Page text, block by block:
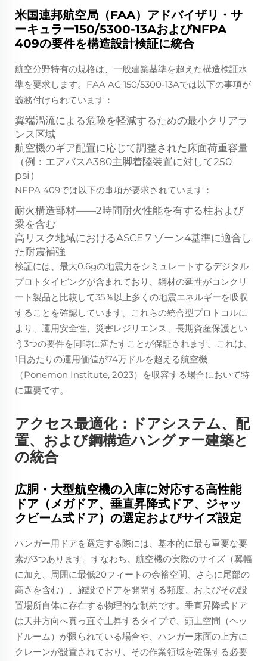
米国連邦航空局（FAA）アドバイザリ・サ
ーキュラー150/5300-13AおよびNFPA
409の要件を構造設計検証に統合
航空分野特有の規格は、一般建築基準を超えた構造検証水
準を要求します。FAA AC 150/5300-13Aでは以下の事項が
義務付けられています：
翼端渦流による危険を軽減するための最小クリアラ
ンス区域
航空機のギア配置に応じて調整された床面荷重容量
（例：エアバスA380主脚着陸装置に対して250
psi）
NFPA 409では以下の事項が要求されています：
耐火構造部材——2時間耐火性能を有する柱および
梁を含む
高リスク地域におけるASCE 7 ゾーン4基準に適合し
た耐震補強
検証には、最大0.6gの地震力をシミュレートするデジタル
プロトタイピングが含まれており、鋼材の延性がコンクリ
ート製品と比較して35％以上多くの地震エネルギーを吸収
することを確認しています。これらの統合型プロトコルに
より、運用安全性、災害レジリエンス、長期資産保護とい
う3つの要件を同時に満たすことが保証されます。これは、
1日あたりの運用価値が74万ドルを超える航空機
（Ponemon Institute, 2023）を収容する場合において特
に重要です。
アクセス最適化：ドアシステム、配
置、および鋼構造ハングァー建築と
の統合
広胴・大型航空機の入庫に対応する高性能
ドア（メガドア、垂直昇降式ドア、ジャッ
クビーム式ドア）の選定およびサイズ設定
ハンガー用ドアを選定する際には、基本的に最も重要な要
素が3つあります。すなわち、航空機の実際のサイズ（翼幅
に加え、周囲に最低20フィートの余裕空間、さらに尾部の
高さを含む）、施設でドアを開閉する頻度、およびその設
置場所自体に存在する物理的な制約です。垂直昇降式ドア
は天井方向へ真っ直ぐ上昇するタイプで、頭上空間（ヘッ
ドルーム）が限られている場合や、ハンガー床面の上方に
クレーンが設置されており、その作業領域を確保する必要